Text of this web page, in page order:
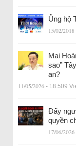
Ủng hộ
15/02/2018
Mai
sao”
an?
11/05/2026 - 18.509
Đẩy
quyền
17/06/2026